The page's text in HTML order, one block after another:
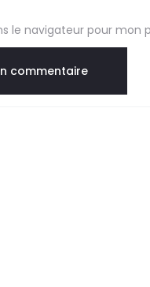
le navigateur pour mon